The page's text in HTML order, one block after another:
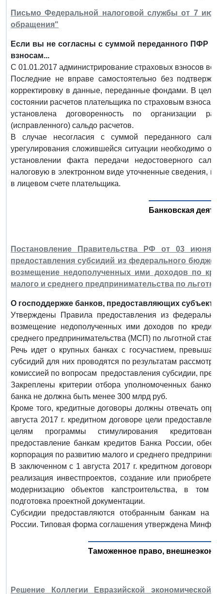
Письмо Федеральной налоговой службы от 7
обращения"
Если вы не согласны с суммой переданного ПФР
взносам...
С 01.01.2017 администрирование страховых взносов
Последние не вправе самостоятельно без
корректировку в данные, переданные фондами. В
состоянии расчетов плательщика по страховым
установлена договоренность по организации
(исправленного) сальдо расчетов.
В случае несогласия с суммой переданного
урегулирования сложившейся ситуации необходимо
установлении факта передачи недостоверного
налоговую в электронном виде уточненные сведения,
в лицевом счете плательщика.
Банковская
Постановление Правительства РФ от 03
предоставления субсидий из федерального
возмещение недополученных ими доходов по
малого и среднего предпринимательства по
О господдержке банков, предоставляющих
Утверждены Правила предоставления из
возмещение недополученных ими доходов по
среднего предпринимательства (МСП) по льготной
Речь идет о крупных банках с госучастием,
субсидий для них проводятся по результатам
комиссией по вопросам предоставления субсидии,
Закреплены критерии отбора уполномоченных
банка не должна быть менее 300 млрд руб.
Кроме того, кредитные договоры должны отвечать
августа 2017 г. кредитном договоре цели
целям программы стимулирования
предоставление банкам кредитов Банка России,
корпорация по развитию малого и среднего
В заключенном с 1 августа 2017 г. кредитном
реализация инвестпроектов, создание или
модернизацию объектов капстроительства, в
подготовка проектной документации.
Субсидии предоставляются отобранным банкам на
России. Типовая форма соглашения утверждена
Таможенное право,
Решение Коллегии Евразийской